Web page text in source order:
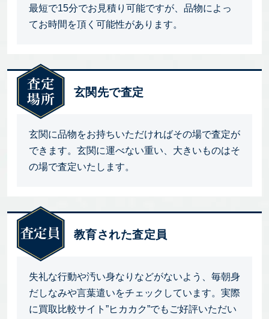
最短で15分でお見積り可能ですが、品物によっ
てお時間を頂く可能性があります。
玄関先で査定
玄関に品物をお持ちいただければその場で査定が
できます。玄関に運べない重い、大きいものはそ
の場で査定いたします。
教育された査定員
失礼な行動や汚い身なりなどがないよう、毎朝身
だしなみや言葉遣いをチェックしています。実際
に買取比較サイト”ヒカカク”でもご好評いただい